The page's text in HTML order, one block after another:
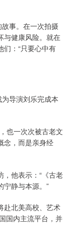
事。在一次拍摄
与健康风险。就在
们：“只要心中有
导演刘乐完成本
也一次次被古老文
念，而是亲身经
，他表示：“《古老
宁静与本源。”
赴北美高校、艺术
国内主流平台，并